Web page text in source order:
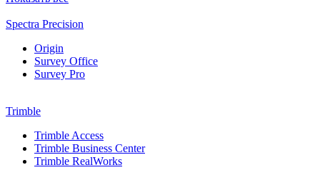
Spectra Precision
Origin
Survey Office
Survey Pro
Trimble
Trimble Access
Trimble Business Center
Trimble RealWorks